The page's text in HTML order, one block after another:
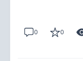
0 0